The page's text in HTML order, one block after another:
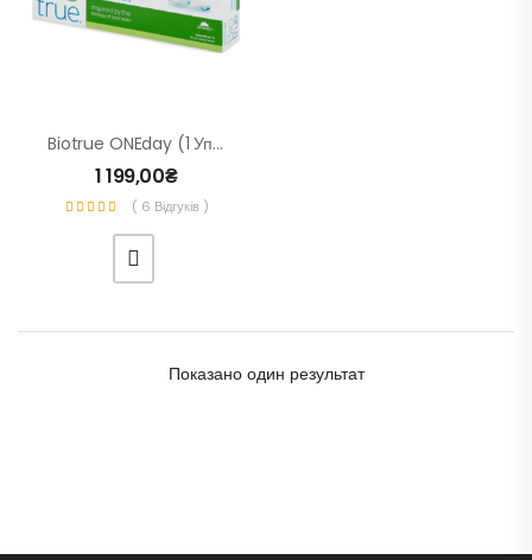
Biotrue ONEday (1 Уп. – 30 Шт.) – Одноденні Контактні Лінзи Для Зору
1 199,00₴
( 6 Відгуків )
Показано один результат